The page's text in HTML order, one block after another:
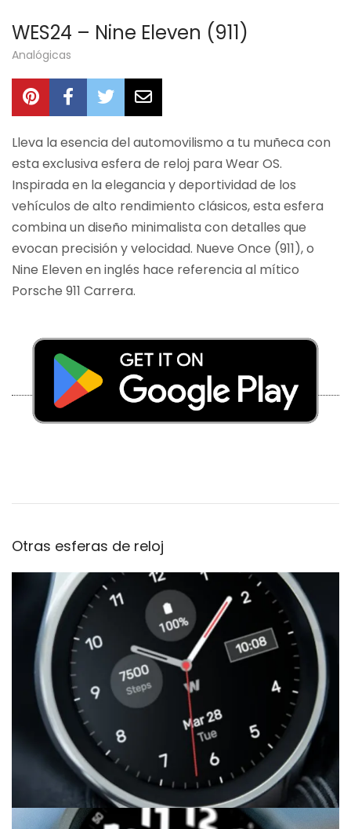
WES24 – Nine Eleven (911)
Analógicas
Lleva la esencia del automovilismo a tu muñeca con
esta exclusiva esfera de reloj para Wear OS.
Inspirada en la elegancia y deportividad de los
vehículos de alto rendimiento clásicos, esta esfera
combina un diseño minimalista con detalles que
evocan precisión y velocidad. Nueve Once (911), o
Nine Eleven en inglés hace referencia al mítico
Porsche 911 Carrera.
Otras esferas de reloj